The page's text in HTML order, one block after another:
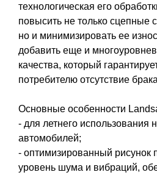
технологическая его
повысить не только сцепные
но и минимизировать ее
добавить еще и
качества, который
потребителю отсутствие
Основные особенности
- для летнего использования
автомобилей;
- оптимизированный рисунок
уровень шума и вибраций,